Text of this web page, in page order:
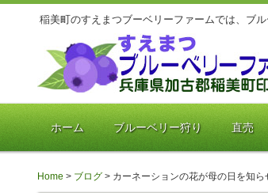
稲美町のすえまつブーベリーファームでは、ブ
ホーム ブルーベリー狩り 直売
Home > ブログ > カーネーションの花が母の日を知ら